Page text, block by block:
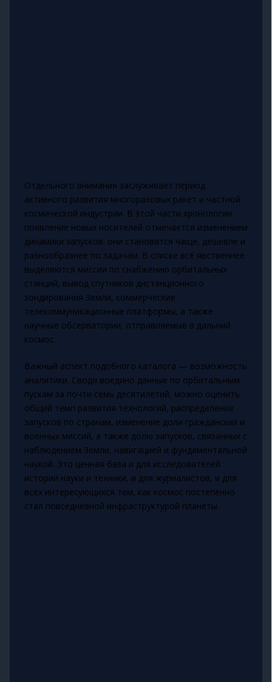
Отдельного внимания заслуживает период
активного развития многоразовых ракет и частной
космической индустрии. В этой части хронологии
появление новых носителей отмечается изменением
динамики запусков: они становятся чаще, дешевле и
разнообразнее по задачам. В списке всё явственнее
выделяются миссии по снабжению орбитальных
станций, вывод спутников дистанционного
зондирования Земли, коммерческие
телекоммуникационные платформы, а также
научные обсерватории, отправляемые в дальний
космос.
Важный аспект подобного каталога — возможность
аналитики. Сводя воедино данные по орбитальным
пускам за почти семь десятилетий, можно оценить
общий темп развития технологий, распределение
запусков по странам, изменение доли гражданских и
военных миссий, а также долю запусков, связанных с
наблюдением Земли, навигацией и фундаментальной
наукой. Это ценная база и для исследователей
истории науки и техники, и для журналистов, и для
всех интересующихся тем, как космос постепенно
стал повседневной инфраструктурой планеты.